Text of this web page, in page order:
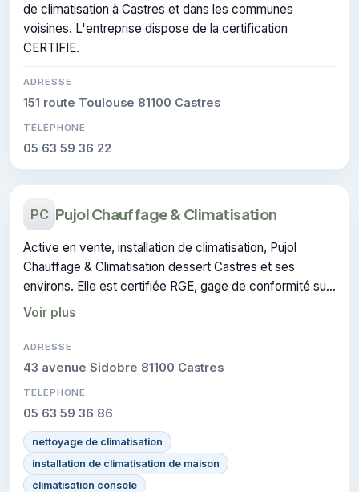
de climatisation à Castres et dans les communes
voisines. L'entreprise dispose de la certification
CERTIFIE.
ADRESSE
151 route Toulouse 81100 Castres
TÉLÉPHONE
05 63 59 36 22
PC Pujol Chauffage & Climatisation
Active en vente, installation de climatisation, Pujol
Chauffage & Climatisation dessert Castres et ses
environs. Elle est certifiée RGE, gage de conformité sur
les interventions réalisées.
Voir plus
ADRESSE
43 avenue Sidobre 81100 Castres
TÉLÉPHONE
05 63 59 36 86
nettoyage de climatisation
installation de climatisation de maison
climatisation console